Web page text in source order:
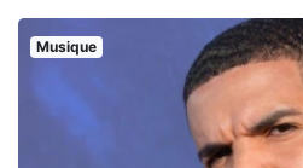
Musique